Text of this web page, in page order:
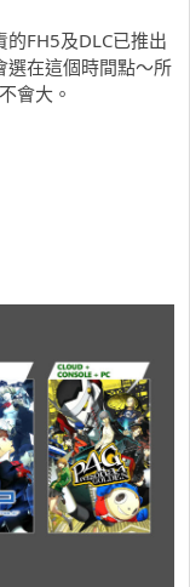
FH5及DLC已推出
選在這個時間點～所
會大。